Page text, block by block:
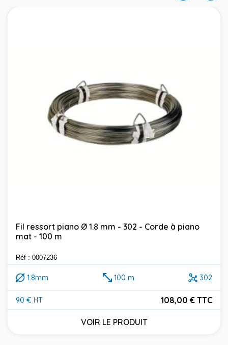
Fil ressort piano Ø 1.8 mm - 302 - Corde à piano
mat - 100 m
Réf : 0007236
1.8mm 100 m 302
90 € HT
Prix
108,00 € TTC
VOIR LE PRODUIT